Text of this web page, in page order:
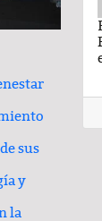
sus
y
la
del día 22-